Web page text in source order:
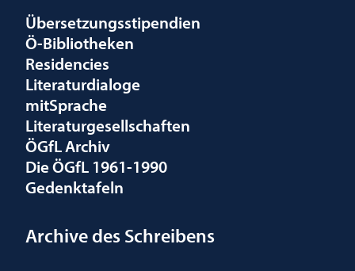
Übersetzungsstipendien
Ö-Bibliotheken
Residencies
Literaturdialoge
mitSprache
Literaturgesellschaften
ÖGfL Archiv
Die ÖGfL 1961-1990
Gedenktafeln
Archive des Schreibens